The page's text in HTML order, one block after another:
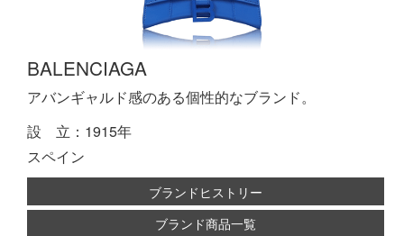
BALENCIAGA
アバンギャルド感のある個性的なブランド。
設 立：1915年
スペイン
ブランドヒストリー
ブランド商品一覧